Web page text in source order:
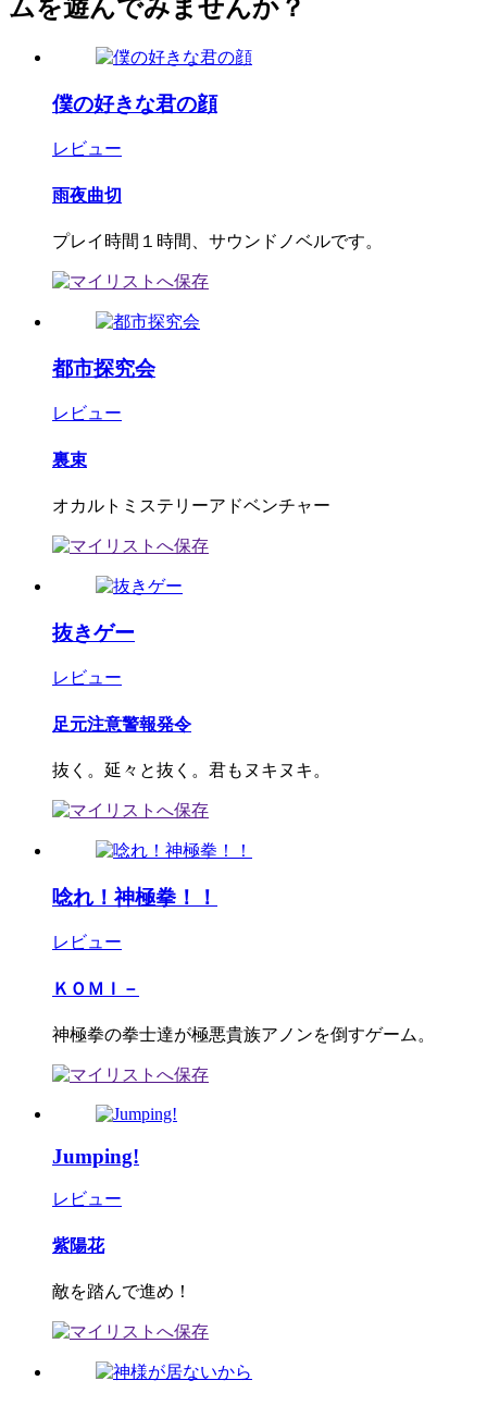
ムを遊んでみませんか？
僕の好きな君の顔
レビュー
雨夜曲切
プレイ時間１時間、サウンドノベルです。
都市探究会
レビュー
裏束
オカルトミステリーアドベンチャー
抜きゲー
レビュー
足元注意警報発令
抜く。延々と抜く。君もヌキヌキ。
唸れ！神極拳！！
レビュー
ＫＯＭＩ－
神極拳の拳士達が極悪貴族アノンを倒すゲーム。
Jumping!
レビュー
紫陽花
敵を踏んで進め！